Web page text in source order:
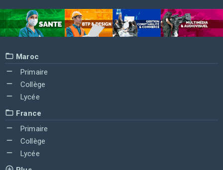
Maroc
Primaire
Collège
Lycée
France
Primaire
Collège
Lycée